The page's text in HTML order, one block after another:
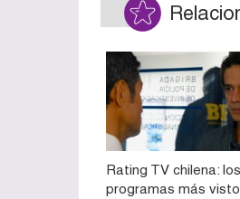
Rating TV chilena: los
programas más